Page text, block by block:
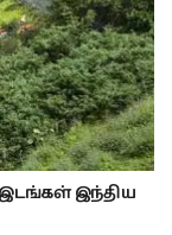
இடங்கள் இந்திய